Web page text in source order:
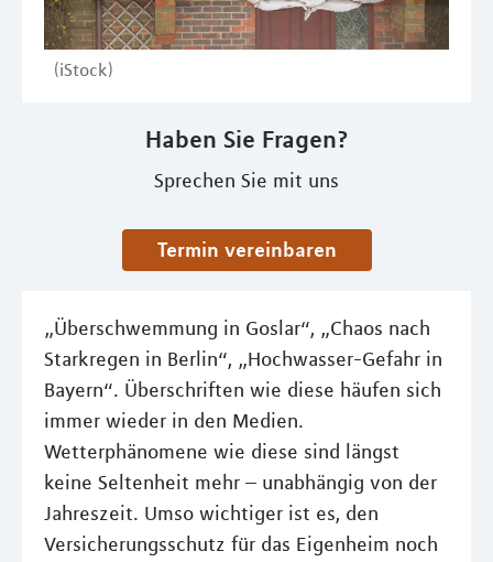
(iStock)
Haben Sie Fragen?
Sprechen Sie mit uns
Termin vereinbaren
„Überschwemmung in Goslar“, „Chaos nach
Starkregen in Berlin“, „Hochwasser-Gefahr in
Bayern“. Überschriften wie diese häufen sich
immer wieder in den Medien.
Wetterphänomene wie diese sind längst
keine Seltenheit mehr – unabhängig von der
Jahreszeit. Umso wichtiger ist es, den
Versicherungsschutz für das Eigenheim noch